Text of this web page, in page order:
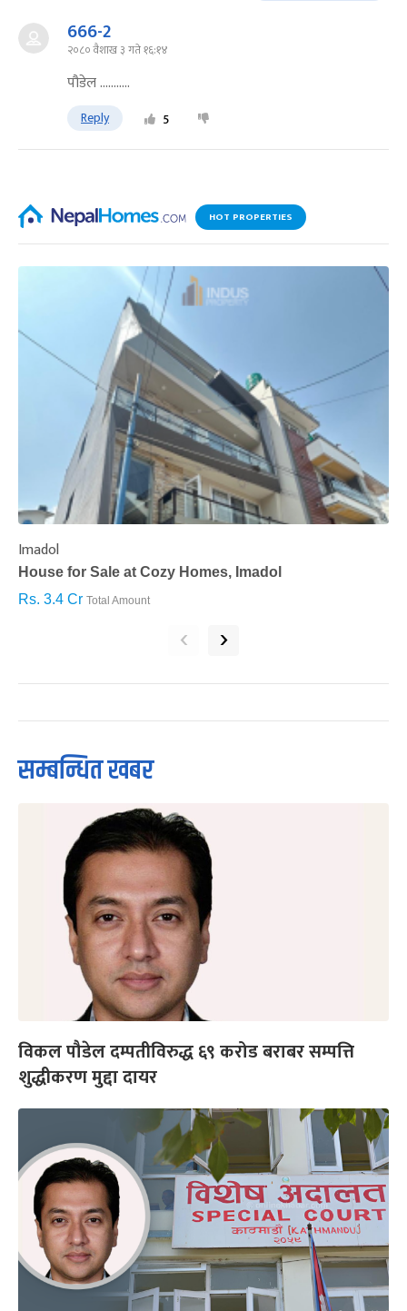
666-2
२०८० वैशाख ३ गते १६:१४
पौडेल ...........
Reply 5
HOT PROPERTIES
Imadol
House for Sale at Cozy Homes, Imadol
Rs. 3.4 Cr Total Amount
‹ ›
सम्बन्धित खबर
विकल पौडेल दम्पतीविरुद्ध ६९ करोड बराबर सम्पत्ति
शुद्धीकरण मुद्दा दायर